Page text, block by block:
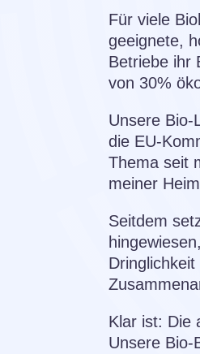
Für viele
geeignete,
Betriebe ihr
von 30%
Unsere Bio-
die EU-
Thema seit
meiner
Seitdem
Klar ist: Die
Unsere Bio-